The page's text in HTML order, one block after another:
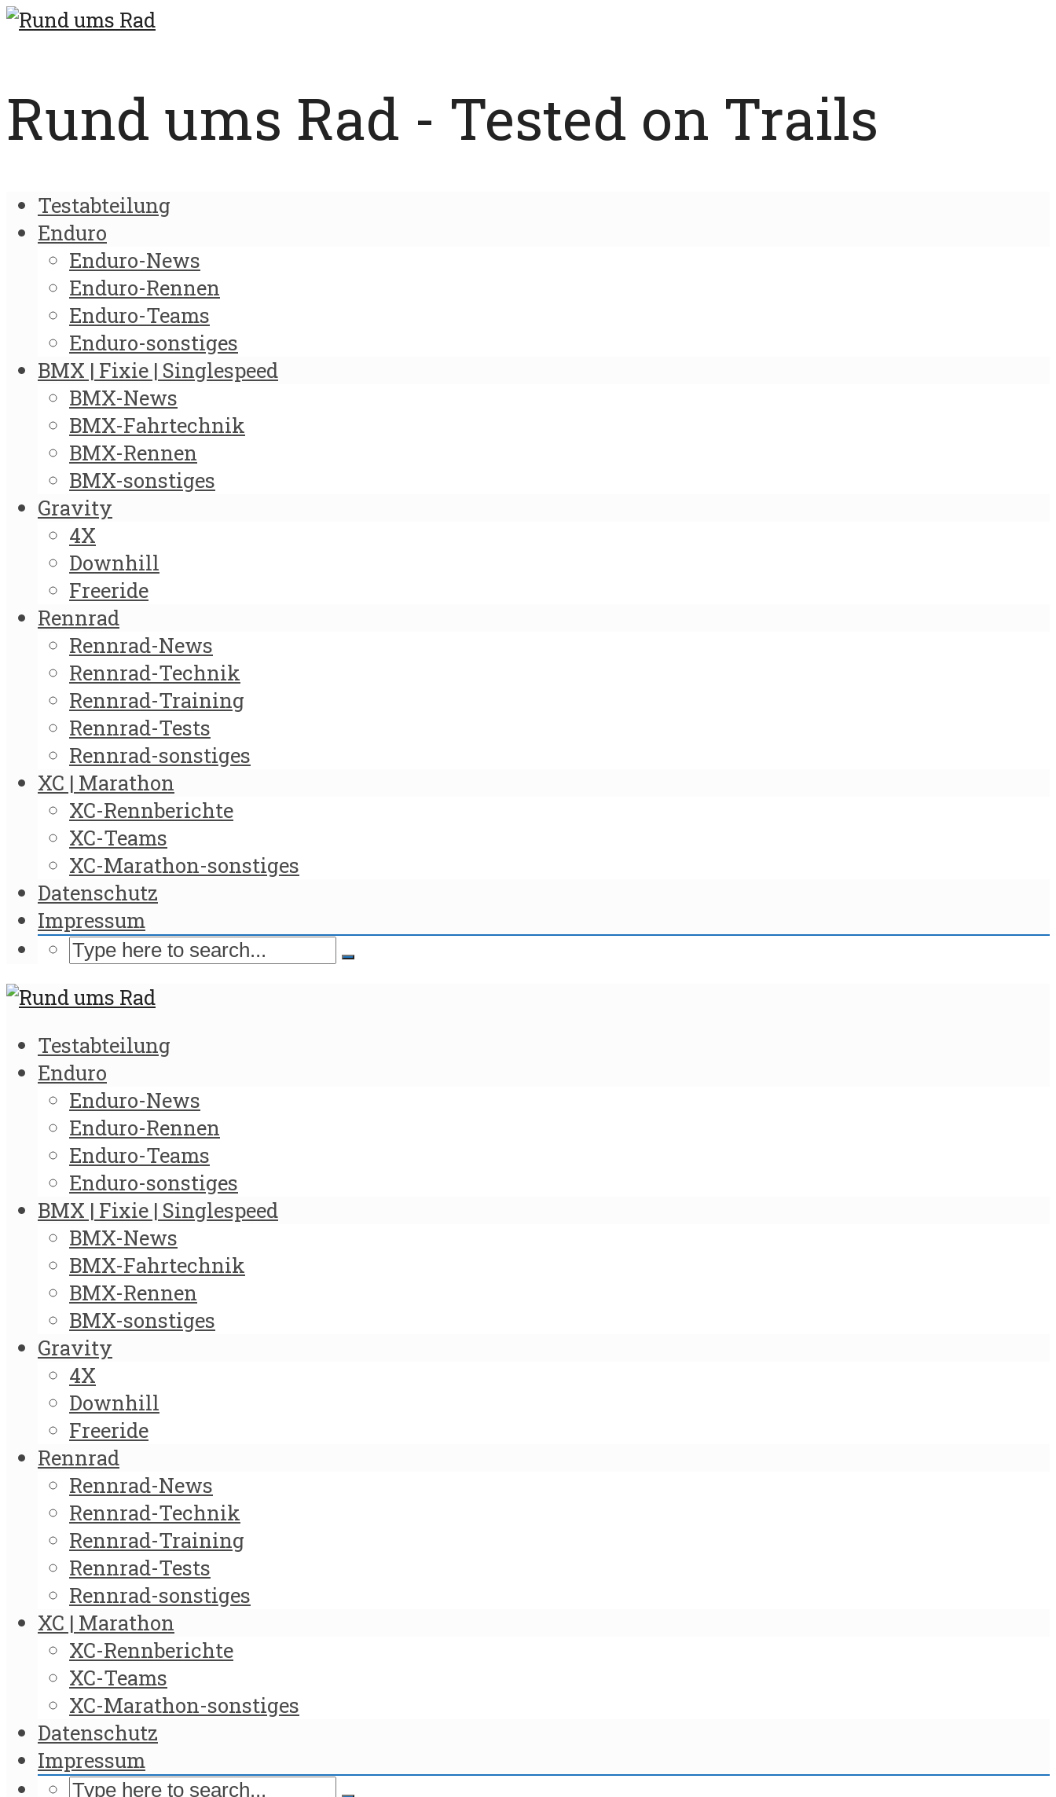
Rund ums Rad - Tested on Trails
Testabteilung
Enduro
Enduro-News
Enduro-Rennen
Enduro-Teams
Enduro-sonstiges
BMX | Fixie | Singlespeed
BMX-News
BMX-Fahrtechnik
BMX-Rennen
BMX-sonstiges
Gravity
4X
Downhill
Freeride
Rennrad
Rennrad-News
Rennrad-Technik
Rennrad-Training
Rennrad-Tests
Rennrad-sonstiges
XC | Marathon
XC-Rennberichte
XC-Teams
XC-Marathon-sonstiges
Datenschutz
Impressum
Testabteilung
Enduro
Enduro-News
Enduro-Rennen
Enduro-Teams
Enduro-sonstiges
BMX | Fixie | Singlespeed
BMX-News
BMX-Fahrtechnik
BMX-Rennen
BMX-sonstiges
Gravity
4X
Downhill
Freeride
Rennrad
Rennrad-News
Rennrad-Technik
Rennrad-Training
Rennrad-Tests
Rennrad-sonstiges
XC | Marathon
XC-Rennberichte
XC-Teams
XC-Marathon-sonstiges
Datenschutz
Impressum